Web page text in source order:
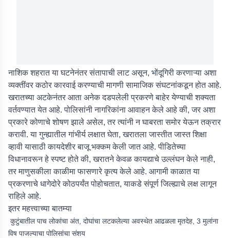
नाशिक शहरात या घटनेनंतर संतापाची लाट असून, भोंदूगिरी करणाऱ्या अशा
व्यक्तींवर कठोर कारवाई करण्याची मागणी सामाजिक संघटनांकडून होत आहे.
खरातच्या अटकेनंतर आता अनेक दडपलेली प्रकरणे बाहेर येण्याची शक्यता
वर्तवण्यात येत आहे. पोलिसांनी नागरिकांना आवाहन केले आहे की, जर अशा
प्रकारे कोणाचे शोषण झाले असेल, तर त्यांनी न घाबरता समोर येऊन तक्रार
करावी. या गुन्ह्यातील गांभीर्य लक्षात घेता, खरातला जास्तीत जास्त शिक्षा
व्हावी यासाठी कायदेशीर बाजू भक्कम केली जात आहे. पीडितेच्या
विधानावरून हे स्पष्ट होते की, खरातने केवळ कायद्याचे उल्लंघन केले नाही,
तर माणुसकीला काळीमा फासणारे कृत्य केले आहे. आगामी काळात या
प्रकरणाचे धागेदोरे कोठपर्यंत पोहोचतात, याकडे संपूर्ण जिल्ह्याचे लक्ष लागून
राहिले आहे.
इतर महत्त्वाच्या बातम्या
कुटुंबातील पाच लोकांचा अंत, दोघांचा लटकलेल्या अवस्थेत आढळला मृतदेह, 3 मुलांना
विष पाजल्याचा पोलिसांचा संशय